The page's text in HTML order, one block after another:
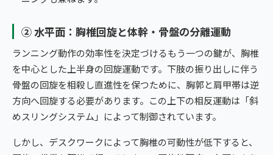
② 水平面：胸椎回旋と体幹・骨盤の分離運動
ランニング動作の効率性を決定づけるもう一つの鍵が、胸椎
を中心とした上半身の回旋運動です。下肢の振り出しに伴う
骨盤の回旋を相殺し直進性を保つために、胸郭と肩甲帯は逆
方向へ回旋する必要があります。この上下の相反運動は「斜
めスリングシステム」によって制御されています。
しかし、デスクワークによって胸椎の可動性が低下すると、